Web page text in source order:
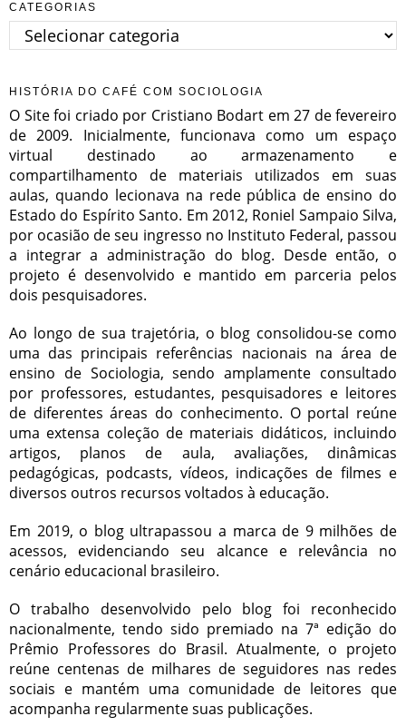
CATEGORIAS
Categorias
HISTÓRIA DO CAFÉ COM SOCIOLOGIA
O Site foi criado por Cristiano Bodart em 27 de fevereiro
de 2009. Inicialmente, funcionava como um espaço
virtual destinado ao armazenamento e
compartilhamento de materiais utilizados em suas
aulas, quando lecionava na rede pública de ensino do
Estado do Espírito Santo. Em 2012, Roniel Sampaio Silva,
por ocasião de seu ingresso no Instituto Federal, passou
a integrar a administração do blog. Desde então, o
projeto é desenvolvido e mantido em parceria pelos
dois pesquisadores.
Ao longo de sua trajetória, o blog consolidou-se como
uma das principais referências nacionais na área de
ensino de Sociologia, sendo amplamente consultado
por professores, estudantes, pesquisadores e leitores
de diferentes áreas do conhecimento. O portal reúne
uma extensa coleção de materiais didáticos, incluindo
artigos, planos de aula, avaliações, dinâmicas
pedagógicas, podcasts, vídeos, indicações de filmes e
diversos outros recursos voltados à educação.
Em 2019, o blog ultrapassou a marca de 9 milhões de
acessos, evidenciando seu alcance e relevância no
cenário educacional brasileiro.
O trabalho desenvolvido pelo blog foi reconhecido
nacionalmente, tendo sido premiado na 7ª edição do
Prêmio Professores do Brasil. Atualmente, o projeto
reúne centenas de milhares de seguidores nas redes
sociais e mantém uma comunidade de leitores que
acompanha regularmente suas publicações.